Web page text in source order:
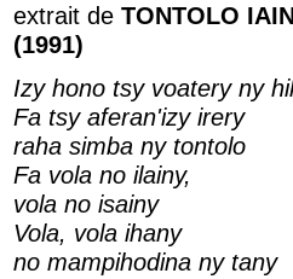
extrait de TONTOLO
(1991)
Izy hono tsy voatery ny
Fa tsy aferan'izy irery
raha simba ny tontolo
Fa vola no ilainy,
vola no isainy
Vola, vola ihany
no mampihodina ny tany